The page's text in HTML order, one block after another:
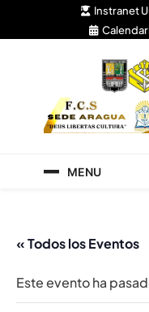
Instranet
MENU
« Todos los Eventos
Este evento ha